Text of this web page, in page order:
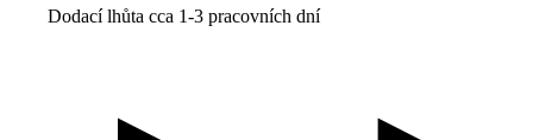
Dodací lhůta cca 1-3 pracovních dní